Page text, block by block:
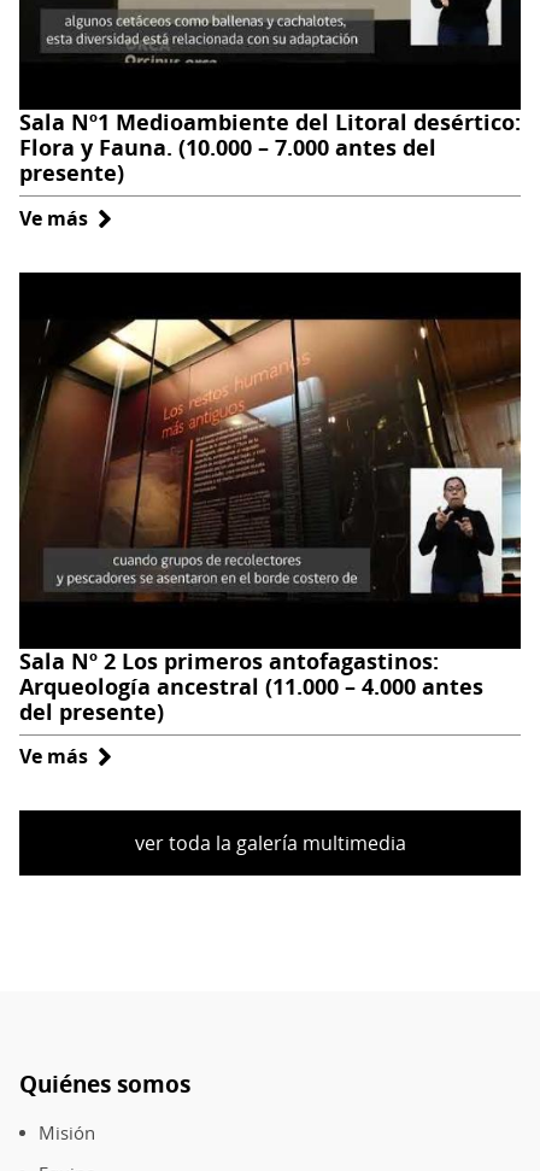
Sala Nº1 Medioambiente del Litoral desértico:
Flora y Fauna. (10.000 – 7.000 antes del
presente)
Ve más sobre
Nº1
del
Litoral
desértico:
Flora
Fauna.
(10.000
–
7.000
antes
presente)
Sala Nº 2 Los primeros antofagastinos:
Arqueología ancestral (11.000 – 4.000 antes
del presente)
Ve más sobre
Nº
Los
4.000
del
ver toda la galería multimedia
Pie
de
Quiénes somos
Misión